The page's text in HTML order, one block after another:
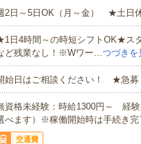
2日～5日OK（月～金） ★土日
日4時間～の時短シフトOK★ス
ど残業なし！※Wワー…つづきを
始日はご相談ください！ ★急
資格未経験：時給1300円～ 経
べます）※稼働開始時は手続き完
交通費